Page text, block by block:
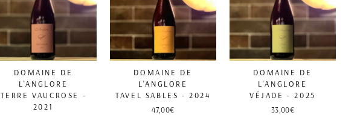
DOMAINE DE
L'ANGLORE
TERRE VAUCROSE -
2021
DOMAINE DE
L'ANGLORE
TAVEL SABLES - 2024
47,00€
DOMAINE DE
L'ANGLORE
VÉJADE - 2025
33,00€